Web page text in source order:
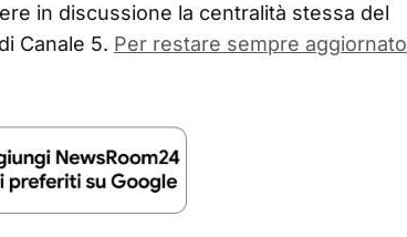
in discussione la centralità stessa del
Canale 5. Per restare sempre aggiornato